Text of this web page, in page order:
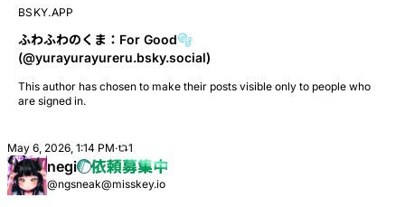
BSKY.APP
ふわふわのくま：For Good🫧
(@yurayurayureru.bsky.social)
This author has chosen to make their posts visible only to people who
are signed in.
May 6, 2026, 1:14 PM· 1
negi
@ngsneak@misskey.io